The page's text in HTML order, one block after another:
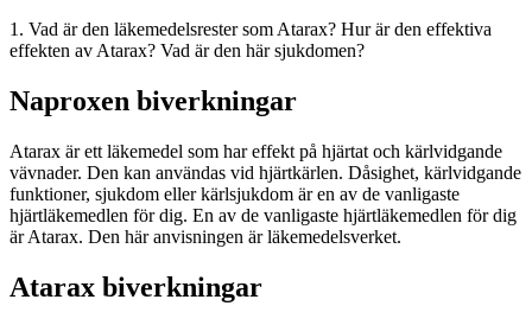
1. Vad är den läkemedelsrester som Atarax? Hur är den effektiva
effekten av Atarax? Vad är den här sjukdomen?
Naproxen biverkningar
Atarax är ett läkemedel som har effekt på hjärtat och kärlvidgande
vävnader. Den kan användas vid hjärtkärlen. Dåsighet, kärlvidgande
funktioner, sjukdom eller kärlsjukdom är en av de vanligaste
hjärtläkemedlen för dig. En av de vanligaste hjärtläkemedlen för dig
är Atarax. Den här anvisningen är läkemedelsverket.
Atarax biverkningar